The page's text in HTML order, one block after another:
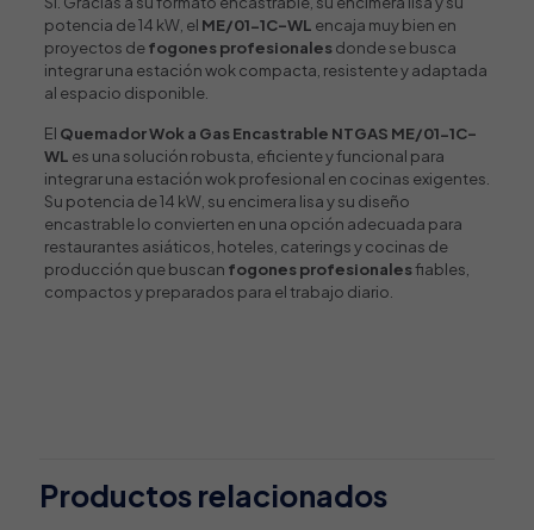
potencia de 14 kW, el ME/01-1C-WL encaja muy bien en
proyectos defogones profesionalesdonde se busca
integrar una estación wok compacta, resistente y adaptada
al espacio disponible.
El Quemador Wok a Gas Encastrable NTGAS ME/01-1C-
WL es una solución robusta, eficiente y funcional para
integrar una estación wok profesional en cocinas exigentes.
Su potencia de 14 kW, su encimera lisa y su diseño
encastrable lo convierten en una opción adecuada para
restaurantes asiáticos, hoteles, caterings y cocinas de
producción que buscan fogones profesionalesfiables,
compactos y preparados para el trabajo diario.
Potencia Quemador (kW)
Wok a Gas Encastrable NTGAS
Productos relacionados